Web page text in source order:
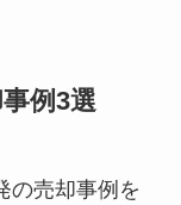
例3選
の売却事例を